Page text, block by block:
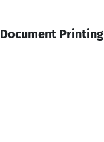
Printing